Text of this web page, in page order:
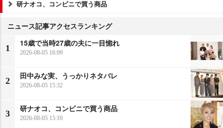
研ナオコ、コンビニで買う商品
ニュース記事アクセスランキング
1
15歳で当時27歳の夫に一目惚れ
2026-08-05 16:09
2
田中みな実、うっかりネタバレ
2026-08-05 15:32
3
研ナオコ、コンビニで買う商品
2026-08-05 15:10